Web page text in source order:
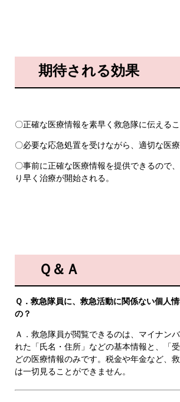
期待される効果
〇正確な医療情報を素早く救急隊に伝えるこ
〇必要な応急処置を受けながら、適切な医
〇事前に正確な医療情報を提供できるので
り早く治療が開始される。
Ｑ＆Ａ
Ｑ．救急隊員に、救急活動に関係ない個人
の？
Ａ．救急隊員が閲覧できるのは、マイナン
れた「氏名・住所」などの基本情報と、「
どの医療情報のみです。税金や年金など、
は一切見ることができません。